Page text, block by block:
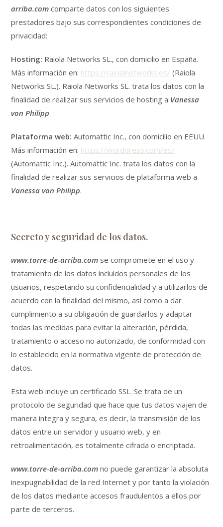
arriba.com comparte datos con los siguientes
prestadores bajo sus correspondientes condiciones de
privacidad:
Hosting: Raiola Networks SL., con domicilio en España.
Más información en: https://raiolanetworks.es/ (Raiola
Networks SL.). Raiola Networks SL. trata los datos con la
finalidad de realizar sus servicios de hosting a Vanessa
von Philipp.
Plataforma web: Automattic Inc., con domicilio en EEUU.
Más información en: https://wordpress.com/es/
(Automattic Inc.). Automattic Inc. trata los datos con la
finalidad de realizar sus servicios de plataforma web a
Vanessa von Philipp.
Secreto y seguridad de los datos.
www.torre-de-arriba.com se compromete en el uso y
tratamiento de los datos incluidos personales de los
usuarios, respetando su confidencialidad y a utilizarlos de
acuerdo con la finalidad del mismo, así como a dar
cumplimiento a su obligación de guardarlos y adaptar
todas las medidas para evitar la alteración, pérdida,
tratamiento o acceso no autorizado, de conformidad con
lo establecido en la normativa vigente de protección de
datos.
Esta web incluye un certificado SSL. Se trata de un
protocolo de seguridad que hace que tus datos viajen de
manera íntegra y segura, es decir, la transmisión de los
datos entre un servidor y usuario web, y en
retroalimentación, es totalmente cifrada o encriptada.
www.torre-de-arriba.com no puede garantizar la absoluta
inexpugnabilidad de la red Internet y por tanto la violación
de los datos mediante accesos fraudulentos a ellos por
parte de terceros.